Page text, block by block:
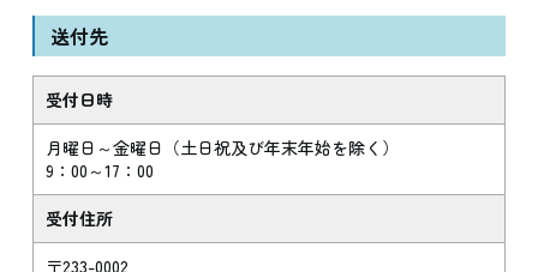
送付先
受付日時
月曜日～金曜日（土日祝及び年末年始を除く）
9：00～17：00
受付住所
〒233-0002